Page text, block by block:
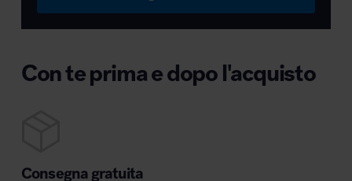
Con te prima e dopo l'acquisto
Consegna gratuita